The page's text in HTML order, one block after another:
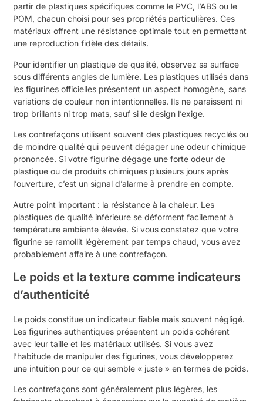
partir de plastiques spécifiques comme le PVC, l’ABS ou le
POM, chacun choisi pour ses propriétés particulières. Ces
matériaux offrent une résistance optimale tout en permettant
une reproduction fidèle des détails.
Pour identifier un plastique de qualité, observez sa surface
sous différents angles de lumière. Les plastiques utilisés dans
les figurines officielles présentent un aspect homogène, sans
variations de couleur non intentionnelles. Ils ne paraissent ni
trop brillants ni trop mats, sauf si le design l’exige.
Les contrefaçons utilisent souvent des plastiques recyclés ou
de moindre qualité qui peuvent dégager une odeur chimique
prononcée. Si votre figurine dégage une forte odeur de
plastique ou de produits chimiques plusieurs jours après
l’ouverture, c’est un signal d’alarme à prendre en compte.
Autre point important : la résistance à la chaleur. Les
plastiques de qualité inférieure se déforment facilement à
température ambiante élevée. Si vous constatez que votre
figurine se ramollit légèrement par temps chaud, vous avez
probablement affaire à une contrefaçon.
Le poids et la texture comme indicateurs
d’authenticité
Le poids constitue un indicateur fiable mais souvent négligé.
Les figurines authentiques présentent un poids cohérent
avec leur taille et les matériaux utilisés. Si vous avez
l’habitude de manipuler des figurines, vous développerez
une intuition pour ce qui semble « juste » en termes de poids.
Les contrefaçons sont généralement plus légères, les